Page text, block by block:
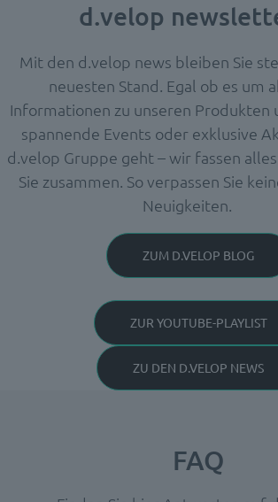
d.velop
Mit den d.velop news bleiben Sie
neuesten Stand. Egal ob es um
Informationen zu unseren Produkten
spannende Events oder exklusive
d.velop Gruppe geht – wir fassen
Sie zusammen. So verpassen Sie
Neuigkeiten.
ZUM D.VELOP BLOG
ZUR YOUTUBE-PLAYLIST
ZU DEN D.VELOP NEWS
FAQ